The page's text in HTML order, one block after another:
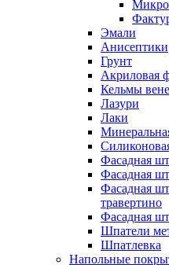
Эмали
Анисептики
Грунт
Акриловая
Кельмы
Лазури
Лаки
Фасадная
Фасадная
Фасадная
травертино
Фасадная
Шпатели
Шпатлевка
Напольные